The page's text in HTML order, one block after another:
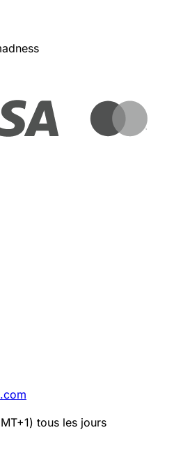
tous les jours